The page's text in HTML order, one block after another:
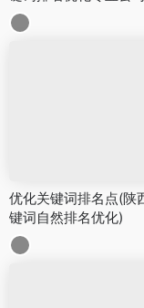
优化关键词排名点(陕
键词自然排名优化)